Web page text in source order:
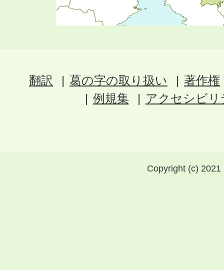
翻訳 葛の字の取り扱い
著作権
例規集
アクセシビ
Copyright (c)